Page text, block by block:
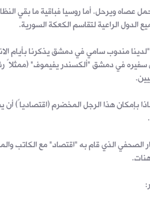
عصاه ويرحل. أما روسيا فباقية ما بقي
الدول الراعية لتقاسم الكعكة السورية.
مندوب سامي في دمشق يذكرنا بأيام
سفيره في دمشق "ألكسندر يفيموف" (ممثلاً
بإمكان هذا الرجل المخضرم (اقتصادياً)
الصحفي الذي قام به "اقتصاد" مع الكاتب